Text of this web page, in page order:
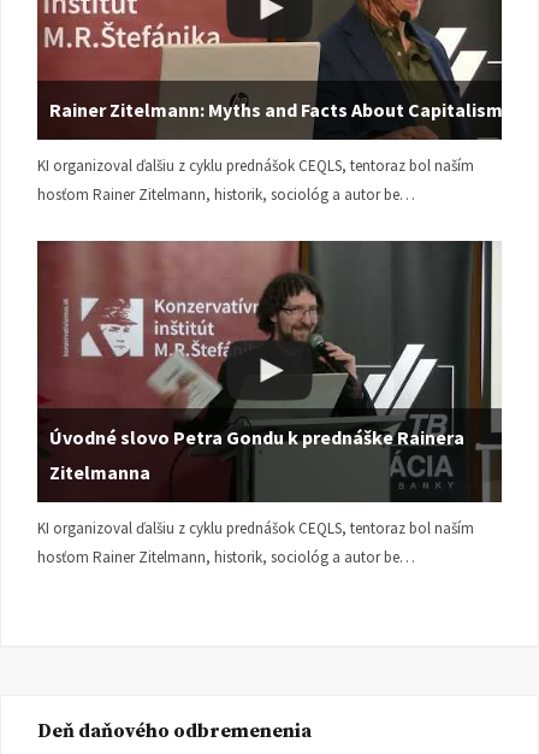
Rainer Zitelmann: Myths and Facts About Capitalism
KI organizoval ďalšiu z cyklu prednášok CEQLS, tentoraz bol naším
hosťom Rainer Zitelmann, historik, sociológ a autor be…
Úvodné slovo Petra Gondu k prednáške Rainera
Zitelmanna
KI organizoval ďalšiu z cyklu prednášok CEQLS, tentoraz bol naším
hosťom Rainer Zitelmann, historik, sociológ a autor be…
Deň daňového odbremenenia